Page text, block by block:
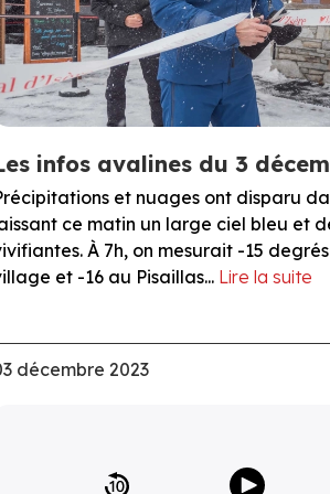
infos avalines du 3
et nuages ont disparu
ce matin un large ciel bleu et
À 7h, on mesurait -15
et -16 au Pisaillas... Lire la suite
décembre 2023